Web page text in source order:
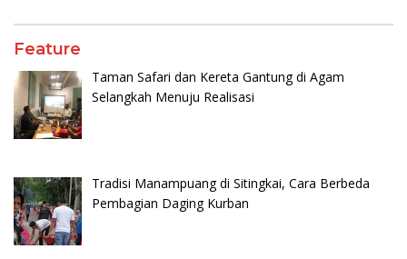
Feature
Taman Safari dan Kereta Gantung di Agam
Selangkah Menuju Realisasi
Tradisi Manampuang di Sitingkai, Cara Berbeda
Pembagian Daging Kurban